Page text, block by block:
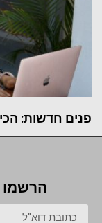
פנים חדשות:
הרשמו